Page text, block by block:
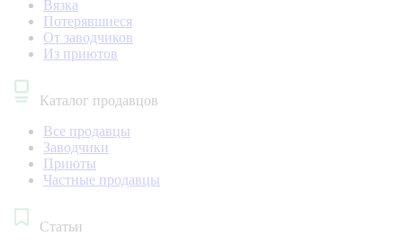
Вязка
Потерявшиеся
От заводчиков
Из приютов
Каталог продавцов
Все продавцы
Заводчики
Приюты
Частные продавцы
Статьи